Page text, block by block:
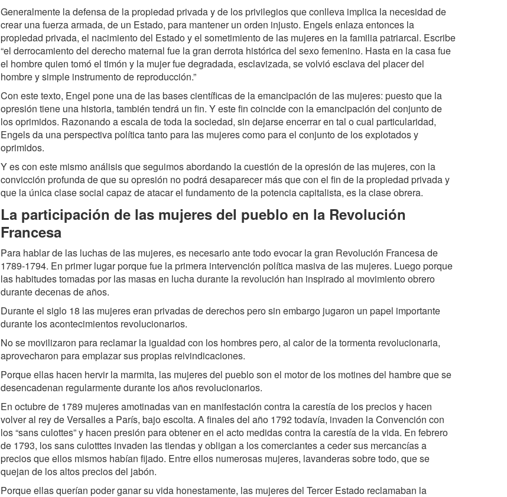
Generalmente la defensa de la propiedad privada y de los privilegios que conlleva implica la necesidad de
crear una fuerza armada, de un Estado, para mantener un orden injusto. Engels enlaza entonces la
propiedad privada, el nacimiento del Estado y el sometimiento de las mujeres en la familia patriarcal. Escribe
“el derrocamiento del derecho maternal fue la gran derrota histórica del sexo femenino. Hasta en la casa fue
el hombre quien tomó el timón y la mujer fue degradada, esclavizada, se volvió esclava del placer del
hombre y simple instrumento de reproducción.”
Con este texto, Engel pone una de las bases científicas de la emancipación de las mujeres: puesto que la
opresión tiene una historia, también tendrá un fin. Y este fin coincide con la emancipación del conjunto de
los oprimidos. Razonando a escala de toda la sociedad, sin dejarse encerrar en tal o cual particularidad,
Engels da una perspectiva política tanto para las mujeres como para el conjunto de los explotados y
oprimidos.
Y es con este mismo análisis que seguimos abordando la cuestión de la opresión de las mujeres, con la
convicción profunda de que su opresión no podrá desaparecer más que con el fin de la propiedad privada y
que la única clase social capaz de atacar el fundamento de la potencia capitalista, es la clase obrera.
La participación de las mujeres del pueblo en la Revolución
Francesa
Para hablar de las luchas de las mujeres, es necesario ante todo evocar la gran Revolución Francesa de
1789-1794. En primer lugar porque fue la primera intervención política masiva de las mujeres. Luego porque
las habitudes tomadas por las masas en lucha durante la revolución han inspirado al movimiento obrero
durante decenas de años.
Durante el siglo 18 las mujeres eran privadas de derechos pero sin embargo jugaron un papel importante
durante los acontecimientos revolucionarios.
No se movilizaron para reclamar la igualdad con los hombres pero, al calor de la tormenta revolucionaria,
aprovecharon para emplazar sus propias reivindicaciones.
Porque ellas hacen hervir la marmita, las mujeres del pueblo son el motor de los motines del hambre que se
desencadenan regularmente durante los años revolucionarios.
En octubre de 1789 mujeres amotinadas van en manifestación contra la carestía de los precios y hacen
volver al rey de Versalles a París, bajo escolta. A finales del año 1792 todavía, invaden la Convención con
los “sans culottes” y hacen presión para obtener en el acto medidas contra la carestía de la vida. En febrero
de 1793, los sans culotttes invaden las tiendas y obligan a los comerciantes a ceder sus mercancías a
precios que ellos mismos habían fijado. Entre ellos numerosas mujeres, lavanderas sobre todo, que se
quejan de los altos precios del jabón.
Porque ellas querían poder ganar su vida honestamente, las mujeres del Tercer Estado reclamaban la